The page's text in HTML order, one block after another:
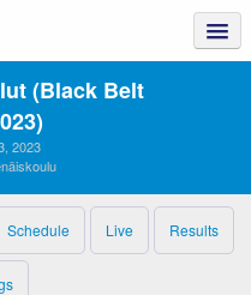
(Black Belt
2023
Schedule Live Results